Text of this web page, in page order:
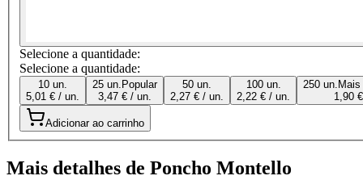
Selecione a quantidade:
Selecione a quantidade:
10 un.
5,01 € / un.
25 un. Popular
3,47 € / un.
50 un.
2,27 € / un.
100 un.
2,22 € / un.
250 un.
1,90
Adicionar ao carrinho
Mais detalhes de Poncho Montello